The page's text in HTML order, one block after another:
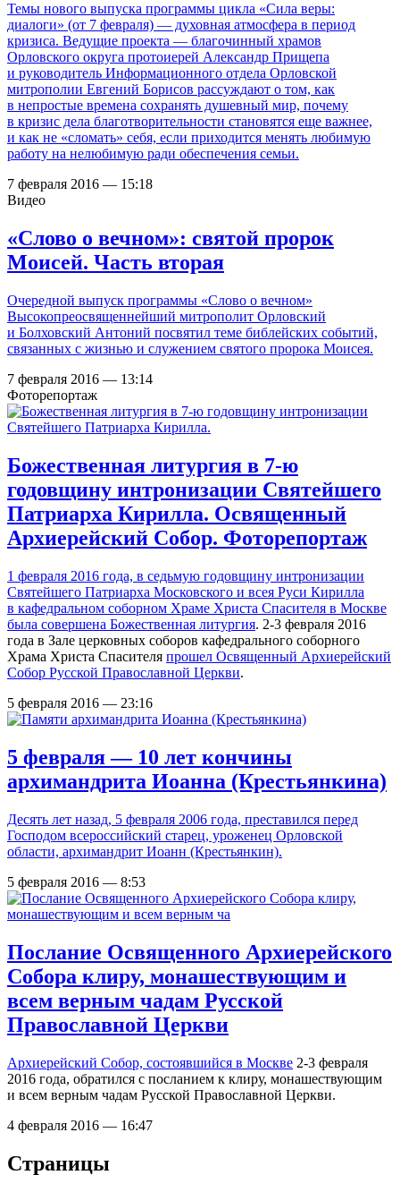
Темы нового выпуска программы цикла «Сила веры:
диалоги» (от 7 февраля) — духовная атмосфера в период
кризиса. Ведущие проекта — благочинный храмов
Орловского округа протоиерей Александр Прищепа
и руководитель Информационного отдела Орловской
митрополии Евгений Борисов рассуждают о том, как
в непростые времена сохранять душевный мир, почему
в кризис дела благотворительности становятся еще важнее,
и как не «сломать» себя, если приходится менять любимую
работу на нелюбимую ради обеспечения семьи.
7 февраля 2016 — 15:18
Видео
«Слово о вечном»: святой пророк
Моисей. Часть вторая
Очередной выпуск программы «Слово о вечном»
Высокопреосвященнейший митрополит Орловский
и Болховский Антоний посвятил теме библейских событий,
связанных с жизнью и служением святого пророка Моисея.
7 февраля 2016 — 13:14
Фоторепортаж
Божественная литургия в 7-ю
годовщину интронизации Святейшего
Патриарха Кирилла. Освященный
Архиерейский Собор. Фоторепортаж
1 февраля 2016 года, в седьмую годовщину интронизации
Святейшего Патриарха Московского и всея Руси Кирилла
в кафедральном соборном Храме Христа Спасителя в Москве
была совершена Божественная литургия. 2-3 февраля 2016
года в Зале церковных соборов кафедрального соборного
Храма Христа Спасителя прошел Освященный Архиерейский
Собор Русской Православной Церкви.
5 февраля 2016 — 23:16
5 февраля — 10 лет кончины
архимандрита Иоанна (Крестьянкина)
Десять лет назад, 5 февраля 2006 года, преставился перед
Господом всероссийский старец, уроженец Орловской
области, архимандрит Иоанн (Крестьянкин).
5 февраля 2016 — 8:53
Послание Освященного Архиерейского
Собора клиру, монашествующим и
всем верным чадам Русской
Православной Церкви
Архиерейский Собор, состоявшийся в Москве 2-3 февраля
2016 года, обратился с посланием к клиру, монашествующим
и всем верным чадам Русской Православной Церкви.
4 февраля 2016 — 16:47
Страницы